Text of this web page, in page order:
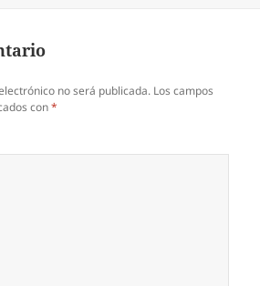
no será publicada. Los campos
con*